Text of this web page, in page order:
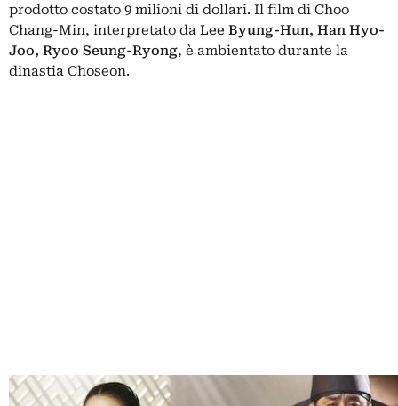
prodotto costato 9 milioni di dollari. Il film di Choo
Chang-Min, interpretato da Lee Byung-Hun, Han Hyo-
Joo, Ryoo Seung-Ryong, è ambientato durante la
dinastia Choseon.